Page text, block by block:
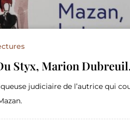
Styx, Marion
judiciaire de l’autrice qui